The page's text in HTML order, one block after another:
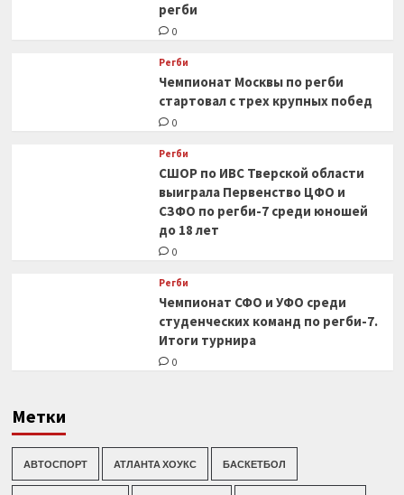
регби
0
Регби
Чемпионат Москвы по регби
стартовал с трех крупных побед
0
Регби
СШОР по ИВС Тверской области
выиграла Первенство ЦФО и
СЗФО по регби-7 среди юношей
до 18 лет
0
Регби
Чемпионат СФО и УФО среди
студенческих команд по регби-7.
Итоги турнира
0
Метки
АВТОСПОРТ АТЛАНТА ХОУКС БАСКЕТБОЛ